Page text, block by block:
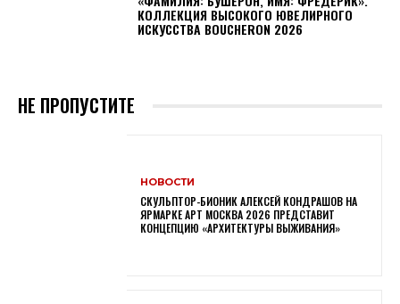
КОЛЛЕКЦИЯ ВЫСОКОГО ЮВЕЛИРНОГО
ИСКУССТВА BOUCHERON 2026
НЕ ПРОПУСТИТЕ
НОВОСТИ
СКУЛЬПТОР-БИОНИК АЛЕКСЕЙ КОНДРАШОВ НА
ЯРМАРКЕ АРТ МОСКВА 2026 ПРЕДСТАВИТ
КОНЦЕПЦИЮ «АРХИТЕКТУРЫ ВЫЖИВАНИЯ»